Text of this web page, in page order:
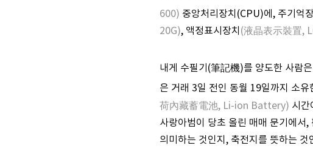
600) 중앙처리장치(CPU)에, 주기억
20G), 액정표시장치 (液晶表示裝置,
내게 수필기(筆記機)를 양도한 사람은
은 거래 3일 전인 동월 19일까지 소
荷內藏蓄電池, Li-ion Battery) 시간
사랑아범이 당초 올린 매매 문기에서
의미하는 것인지, 축전지를 뜻하는